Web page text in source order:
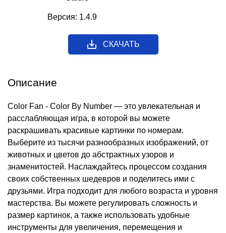
Версия: 1.4.9
СКАЧАТЬ
Описание
Color Fan - Color By Number — это увлекательная и
расслабляющая игра, в которой вы можете
раскрашивать красивые картинки по номерам.
Выберите из тысячи разнообразных изображений, от
животных и цветов до абстрактных узоров и
знаменитостей. Наслаждайтесь процессом создания
своих собственных шедевров и поделитесь ими с
друзьями. Игра подходит для любого возраста и уровня
мастерства. Вы можете регулировать сложность и
размер картинок, а также использовать удобные
инструменты для увеличения, перемещения и